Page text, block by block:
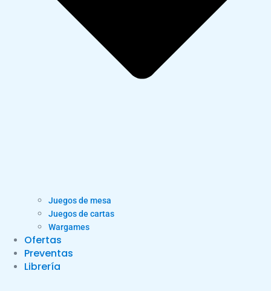
Juegos de mesa
Juegos de cartas
Wargames
Ofertas
Preventas
Librería